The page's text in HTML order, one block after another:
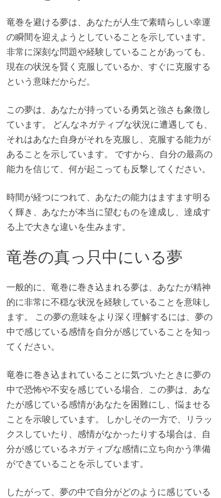
竜巻を避ける夢は、あなたが人生で素晴らしい幸運
の瞬間を迎えようとしていることを示しています。
非常に深刻な問題や経験していることがあっても、
現在の状況を賢く克服しているか、すぐに克服する
という意味だからだ。
この夢は、あなたが持っている勇気と強さも象徴し
ています。 どんなネガティブな状況に遭遇しても、
それはあなた自身がそれを克服し、克服する能力が
あることを示しています。 ですから、自分の最高の
能力を信じて、何が起こっても反撃してください。
時間が経つにつれて、あなたの能力はますます明る
く輝き、あなたが本当に望むものを達成し、達成す
る上で大きな違いを生みます。
竜巻の真っ只中にいる夢
一般的に、竜巻に巻き込まれる夢は、あなたが精神
的に非常に不穏な状況を経験していることを意味し
ます。 この夢の意味をより深く理解するには、夢の
中で感じている感情を自分が感じていることを知っ
てください。
竜巻に巻き込まれていることに気づいたときに夢の
中で恐怖や不安を感じている場合、この夢は、あな
たが感じている感情があなたを困難にし、悩ませる
ことを示唆しています。 しかしその一方で、リラッ
クスしていたり、感情がなかったりする場合は、自
分が感じているネガティブな感情に立ち向かう準備
ができていることを示しています。
したがって、夢の中で自分がどのように感じている